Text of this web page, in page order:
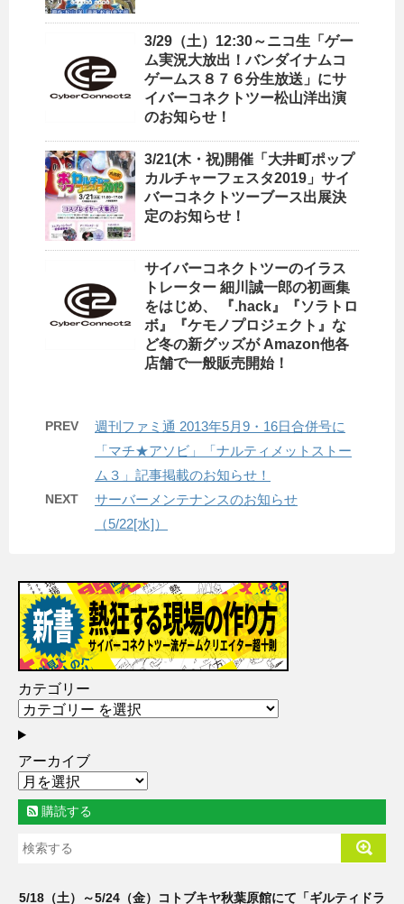
3/29（土）12:30～ニコ生「ゲー
ム実況大放出！バンダイナムコ
ゲームス８７６分生放送」にサ
イバーコネクトツー松山洋出演
のお知らせ！
3/21(木・祝)開催「大井町ポップ
カルチャーフェスタ2019」サイ
バーコネクトツーブース出展決
定のお知らせ！
サイバーコネクトツーのイラス
トレーター 細川誠一郎の初画集
をはじめ、 『.hack』『ソラトロ
ボ』『ケモノプロジェクト』な
ど冬の新グッズが Amazon他各
店舗で一般販売開始！
PREV
週刊ファミ通 2013年5月9・16日合併号に
「マチ★アソビ」「ナルティメットストー
ム３」記事掲載のお知らせ！
NEXT
サーバーメンテナンスのお知らせ
（5/22[水]）
カテゴリー
アーカイブ
購読する
5/18（土）～5/24（金）コトブキヤ秋葉原館にて「ギルティドラ